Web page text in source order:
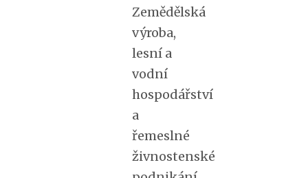
Zemědělská
výroba,
lesní a
vodní
hospodářství
a
řemeslné
živnostenské